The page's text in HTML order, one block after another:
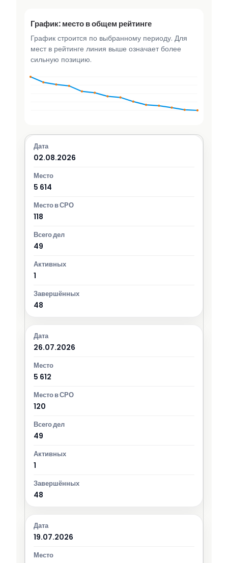
График: место в общем рейтинге
График строится по выбранному периоду. Для
мест в рейтинге линия выше означает более
сильную позицию.
02.08.2026
5 614
118
49
1
48
26.07.2026
5 612
120
49
1
48
19.07.2026